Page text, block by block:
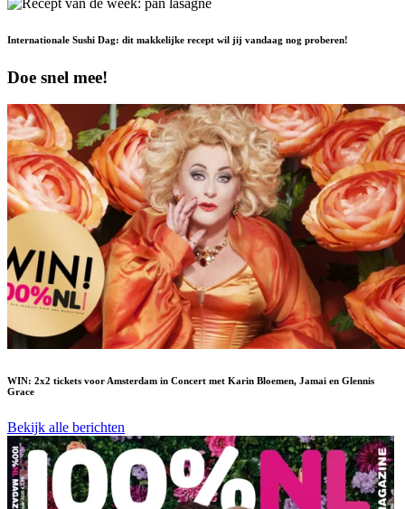
Internationale Sushi Dag: dit makkelijke recept wil jij vandaag nog proberen!
Doe snel mee!
WIN: 2x2 tickets voor Amsterdam in Concert met Karin Bloemen, Jamai en Glennis
Grace
Bekijk alle berichten